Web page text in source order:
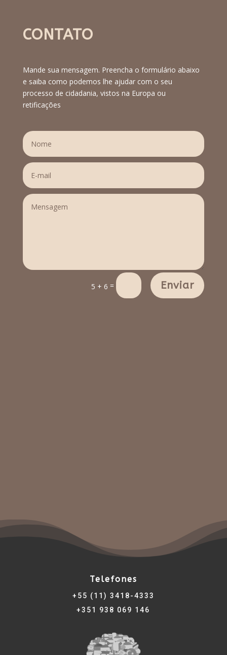
CONTATO
Mande sua mensagem. Preencha o formulário abaixo
e saiba como podemos lhe ajudar com o seu
processo de cidadania, vistos na Europa ou
retificações
5 + 6 = Enviar
Telefones
+55 (11) 3418-4333
+351 938 069 146